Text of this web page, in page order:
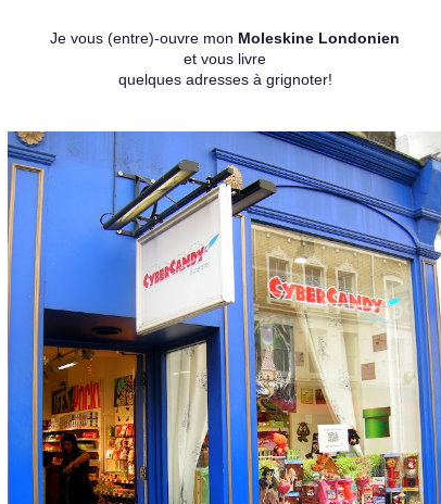
Je vous (entre)-ouvre mon Moleskine Londonien
et vous livre
quelques adresses à grignoter!